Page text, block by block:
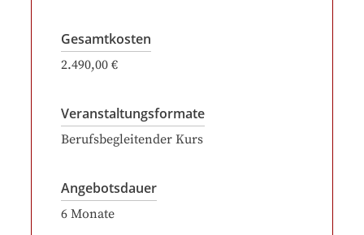
Gesamtkosten
2.490,00 €
Veranstaltungsformate
Berufsbegleitender Kurs
Angebotsdauer
6 Monate